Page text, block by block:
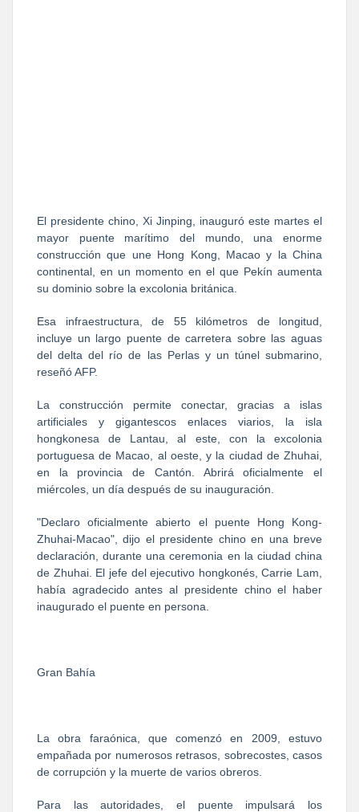
El presidente chino, Xi Jinping, inauguró este martes el
mayor puente marítimo del mundo, una enorme
construcción que une Hong Kong, Macao y la China
continental, en un momento en el que Pekín aumenta
su dominio sobre la excolonia británica.
Esa infraestructura, de 55 kilómetros de longitud,
incluye un largo puente de carretera sobre las aguas
del delta del río de las Perlas y un túnel submarino,
reseñó AFP.
La construcción permite conectar, gracias a islas
artificiales y gigantescos enlaces viarios, la isla
hongkonesa de Lantau, al este, con la excolonia
portuguesa de Macao, al oeste, y la ciudad de Zhuhai,
en la provincia de Cantón. Abrirá oficialmente el
miércoles, un día después de su inauguración.
"Declaro oficialmente abierto el puente Hong Kong-
Zhuhai-Macao", dijo el presidente chino en una breve
declaración, durante una ceremonia en la ciudad china
de Zhuhai. El jefe del ejecutivo hongkonés, Carrie Lam,
había agradecido antes al presidente chino el haber
inaugurado el puente en persona.
Gran Bahía
La obra faraónica, que comenzó en 2009, estuvo
empañada por numerosos retrasos, sobrecostes, casos
de corrupción y la muerte de varios obreros.
Para las autoridades, el puente impulsará los